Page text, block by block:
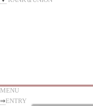
MENU
⇒ENTRY